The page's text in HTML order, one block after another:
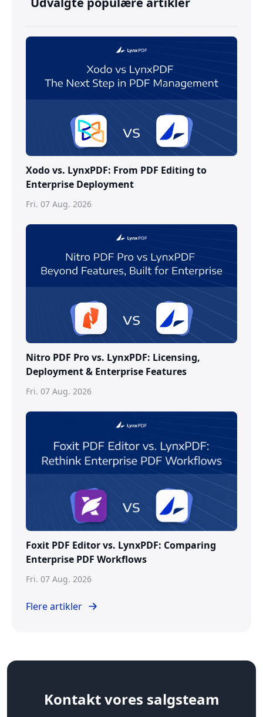
Xodo vs. LynxPDF: From PDF Editing to
Enterprise Deployment
Fri. 07 Aug. 2026
Nitro PDF Pro vs. LynxPDF: Licensing,
Deployment & Enterprise Features
Fri. 07 Aug. 2026
Foxit PDF Editor vs. LynxPDF: Comparing
Enterprise PDF Workflows
Fri. 07 Aug. 2026
Flere artikler
Kontaktvores salgsteam